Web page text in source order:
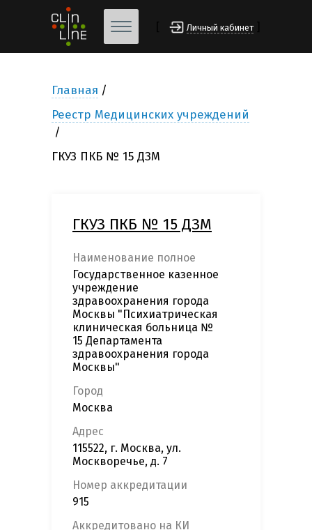
Личный кабинет
Главная
Реестр Медицинских учреждений
ГКУЗ ПКБ № 15 ДЗМ
ГКУЗ ПКБ № 15 ДЗМ
Наименование полное
Государственное казенное
учреждение
здравоохранения города
Москвы "Психиатрическая
клиническая больница №
15 Департамента
здравоохранения города
Москвы"
Город
Москва
Адрес
115522, г. Москва, ул.
Москворечье, д. 7
Номер аккредитации
915
Аккредитовано на КИ